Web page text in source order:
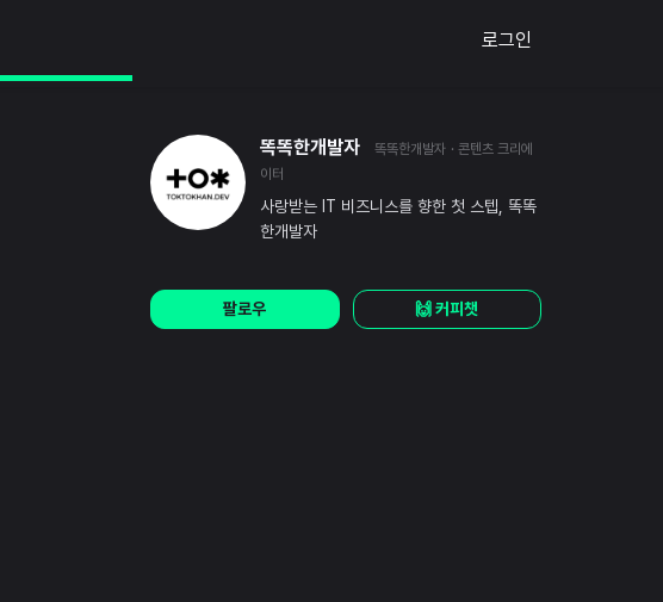
로그인
똑똑한개발자 똑똑한개발자 · 콘텐츠 크리에
이터
사랑받는 IT 비즈니스를 향한 첫 스텝, 똑똑
한개발자
팔로우 🙌 커피챗